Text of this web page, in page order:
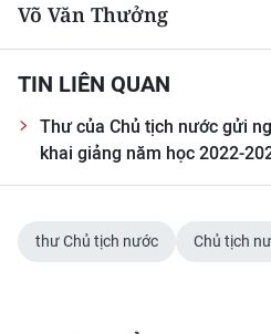
Võ Văn Thưởng
TIN LIÊN QUAN
Thư của Chủ tịch nước gửi
khai giảng năm học 2022-
thư Chủ tịch nước Chủ tịch